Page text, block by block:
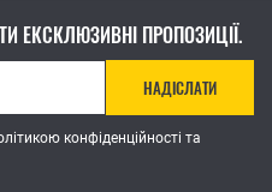
ЕКСКЛЮЗИВНІ ПРОПОЗИЦІЇ.
НАДІСЛАТИ
конфіденційності та